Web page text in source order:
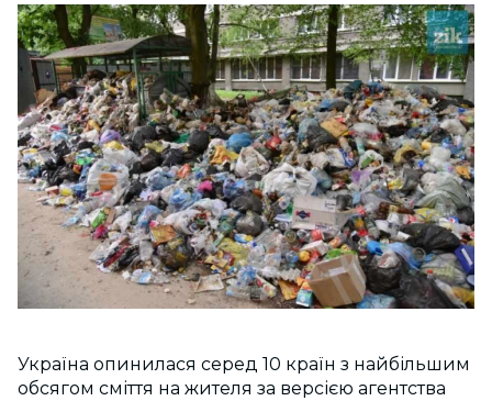
Україна опинилася серед 10 країн з найбільшим
обсягом сміття на жителя за версією агентства